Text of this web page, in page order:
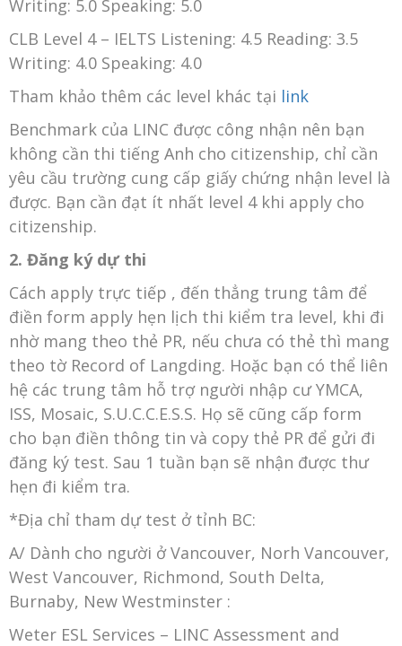
Writing: 5.0 Speaking: 5.0
CLB Level 4 – IELTS Listening: 4.5 Reading: 3.5
Writing: 4.0 Speaking: 4.0
Tham khảo thêm các level khác tại link
Benchmark của LINC được công nhận nên bạn
không cần thi tiếng Anh cho citizenship, chỉ cần
yêu cầu trường cung cấp giấy chứng nhận level là
được. Bạn cần đạt ít nhất level 4 khi apply cho
citizenship.
2. Đăng ký dự thi
Cách apply trực tiếp , đến thẳng trung tâm để
điền form apply hẹn lịch thi kiểm tra level, khi đi
nhờ mang theo thẻ PR, nếu chưa có thẻ thì mang
theo tờ Record of Langding. Hoặc bạn có thể liên
hệ các trung tâm hỗ trợ người nhập cư YMCA,
ISS, Mosaic, S.U.C.C.E.S.S. Họ sẽ cũng cấp form
cho bạn điền thông tin và copy thẻ PR để gửi đi
đăng ký test. Sau 1 tuần bạn sẽ nhận được thư
hẹn đi kiểm tra.
*Địa chỉ tham dự test ở tỉnh BC:
A/ Dành cho người ở Vancouver, Norh Vancouver,
West Vancouver, Richmond, South Delta,
Burnaby, New Westminster :
Weter ESL Services – LINC Assessment and